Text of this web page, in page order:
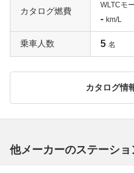
カタログ燃費
WLTCモ
- km/L
乗車人数 5 名
カタログ情
他メーカーのステーシ